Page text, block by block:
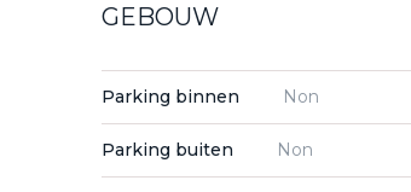
GEBOUW
Parking binnen Non
Parking buiten Non